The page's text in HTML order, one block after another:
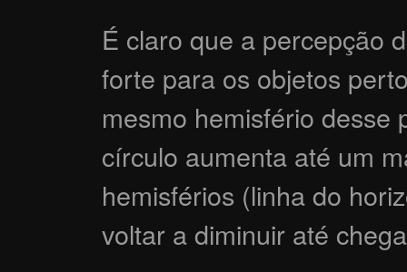
É claro que a percepção
forte para os objetos
mesmo hemisfério desse
círculo aumenta até um
hemisférios (linha do
voltar a diminuir até